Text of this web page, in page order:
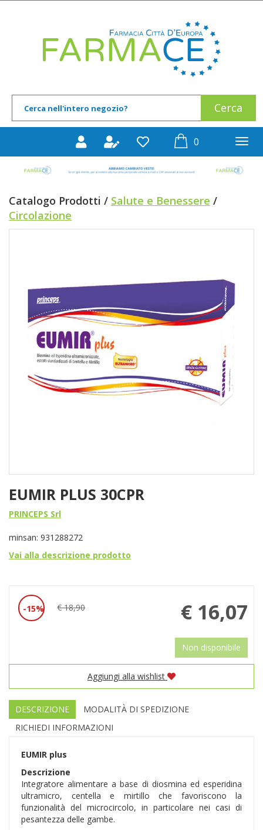
Prodotto
0prodotti
Catalogo Prodotti / Salute e Benessere /
Circolazione
EUMIR PLUS 30CPR
PRINCEPS Srl
minsan: 931288272
Vai alla descrizione prodotto
15% € 18,90
Prezzo
scontato
€ 16,07
Non disponibile
Aggiungi alla wishlist
DESCRIZIONE
MODALITÀ DI SPEDIZIONE
RICHIEDI INFORMAZIONI
EUMIR plus
Descrizione
Integratore alimentare a base di diosmina ed esperidina
ultramicro, centella e mirtillo che favoriscono la
funzionalità del microcircolo, in particolare nei casi di
pesantezza delle gambe.